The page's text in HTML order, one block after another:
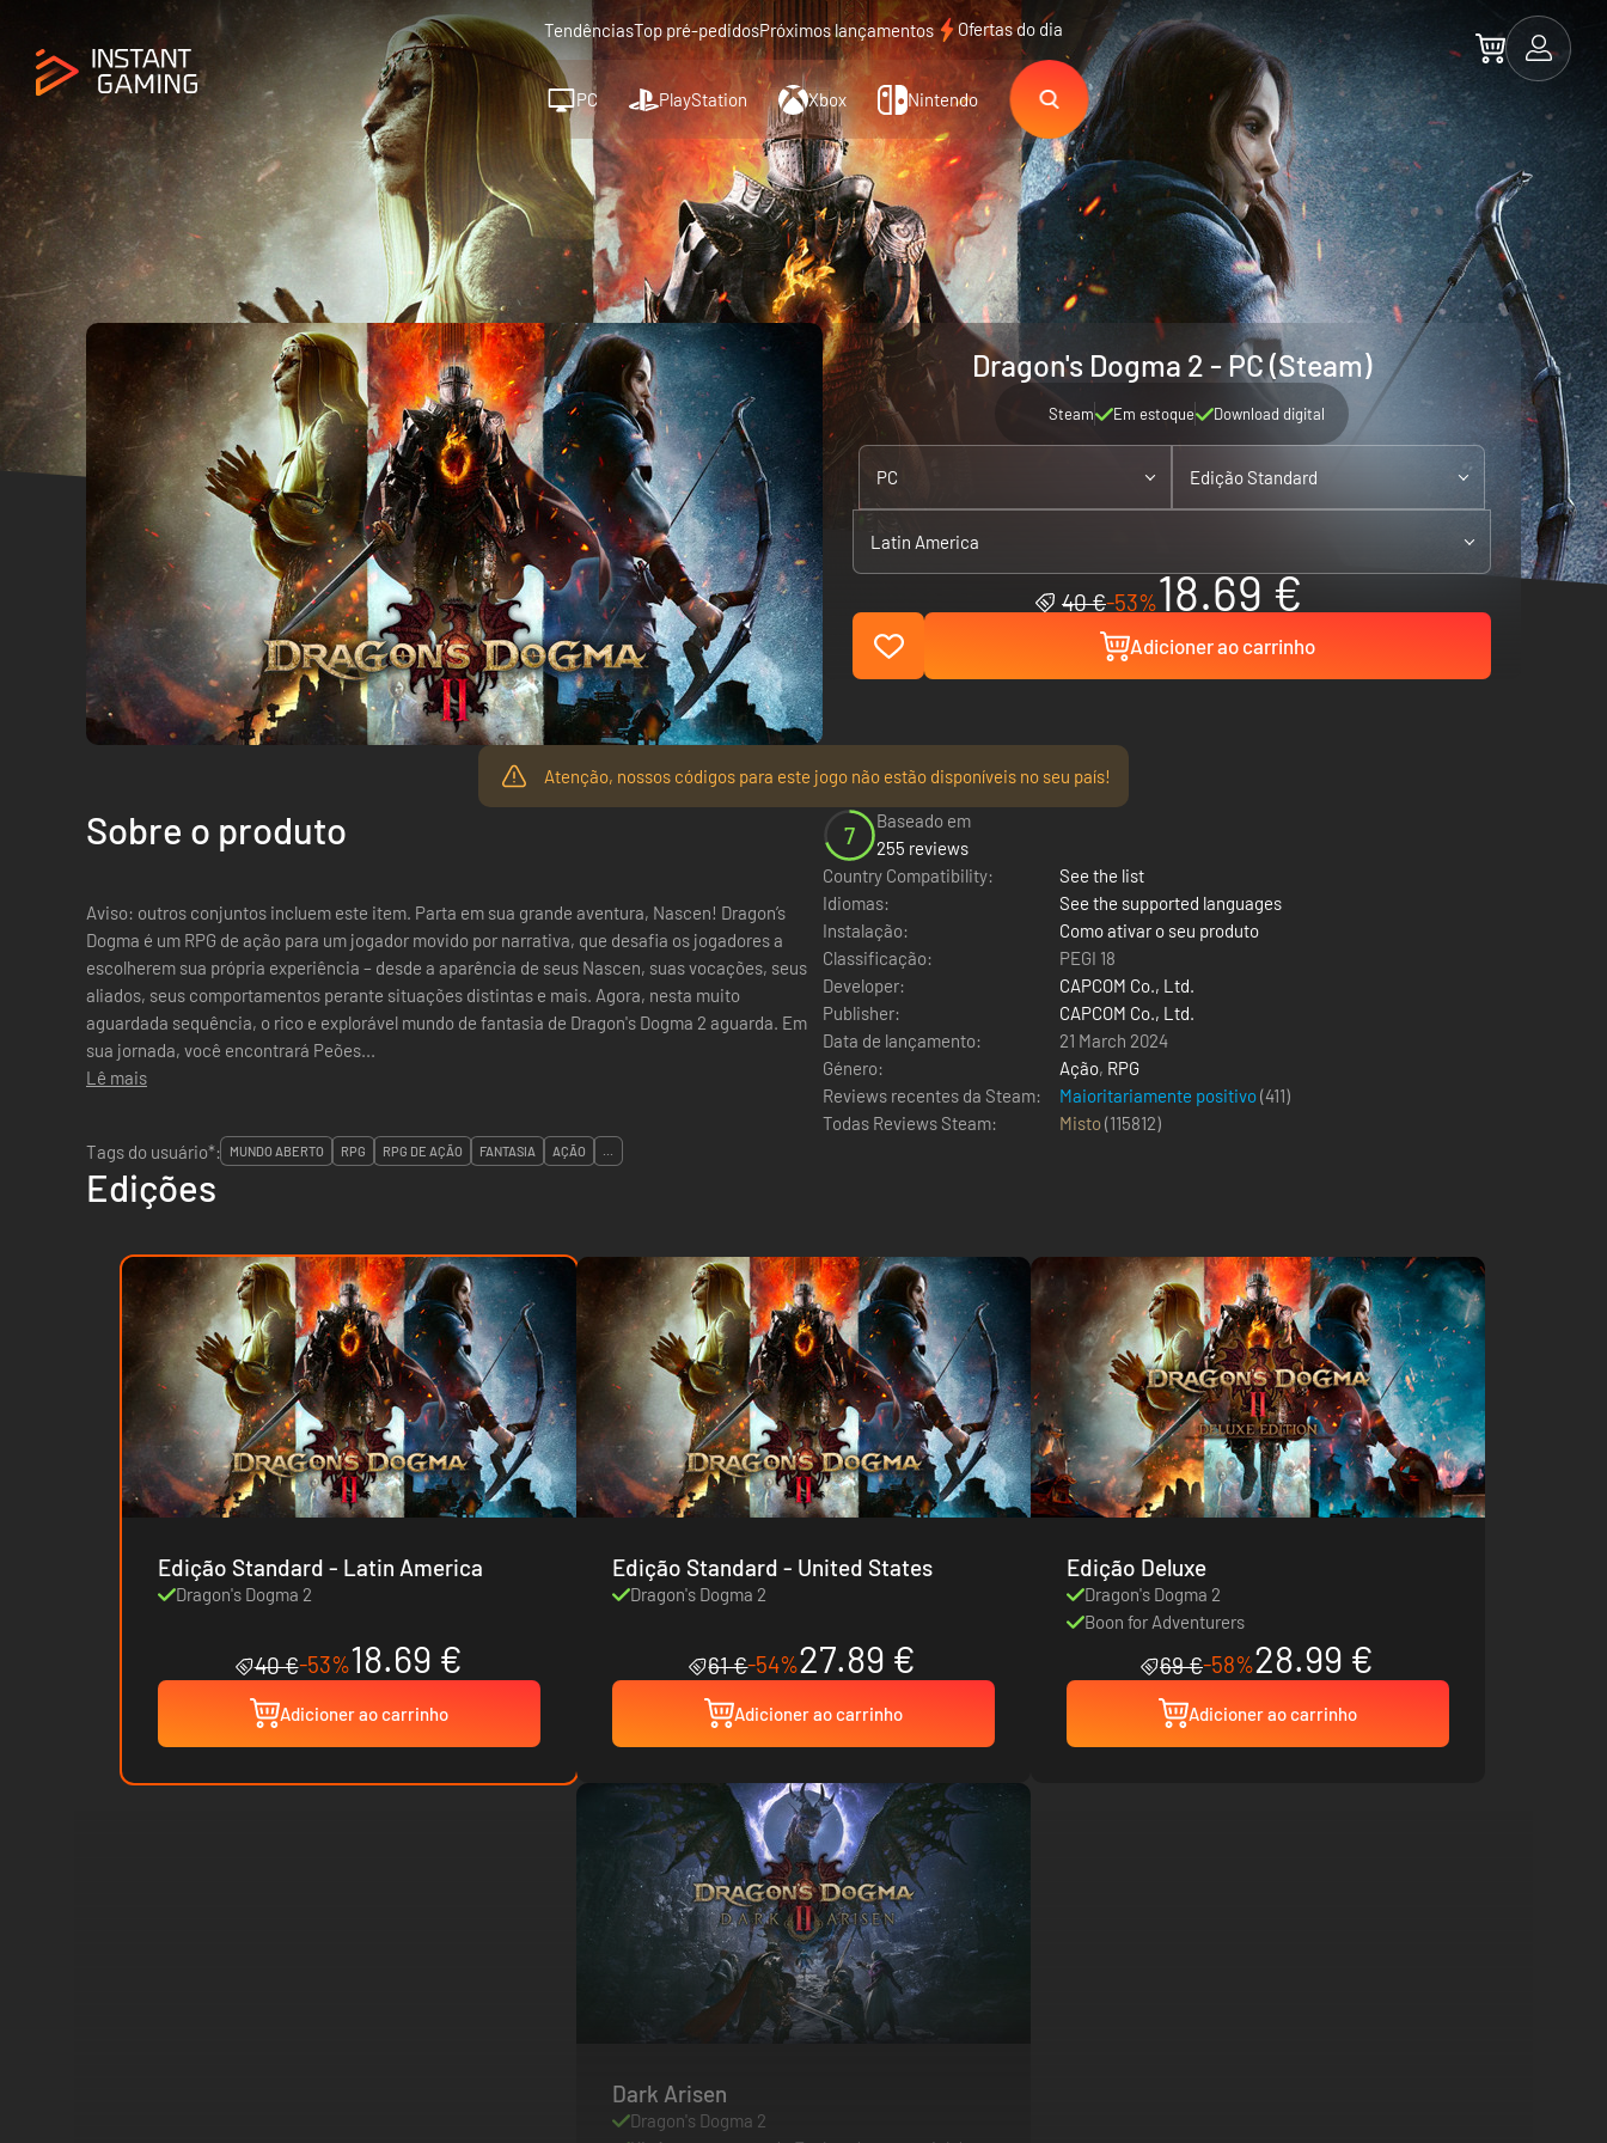
TendênciasTop pré-pedidosPróximos lançamentos Ofertas do dia
PC PlayStation Xbox Nintendo
Dragon's Dogma 2 - PC (Steam)
Steam Em estoque Download digital
PC Edição Standard
Latin America
40 €-53%18.69 €
Adicioner ao carrinho
Atenção, nossos códigos para este jogo não estão disponíveis no seu país!
Sobre o produto
Aviso: outros conjuntos incluem este item. Parta em sua grande aventura, Nascen! Dragon’s
Dogma é um RPG de ação para um jogador movido por narrativa, que desafia os jogadores a
escolherem sua própria experiência – desde a aparência de seus Nascen, suas vocações, seus
aliados, seus comportamentos perante situações distintas e mais. Agora, nesta muito
aguardada sequência, o rico e explorável mundo de fantasia de Dragon's Dogma 2 aguarda. Em
sua jornada, você encontrará Peões...
Lê mais
7
Baseado em
255 reviews
Country Compatibility:
See the list
Idiomas:
See the supported languages
Instalação:
Como ativar o seu produto
Classificação:
PEGI 18
Developer:
CAPCOM Co., Ltd.
Publisher:
CAPCOM Co., Ltd.
Data de lançamento:
21 March 2024
Género:
Ação, RPG
Reviews recentes da Steam:
Maioritariamente positivo(411)
Todas Reviews Steam:
Misto(115812)
Tags do usuário*:
MUNDO ABERTO RPG RPG DE AÇÃO FANTASIA AÇÃO ...
Edições
Edição Standard - Latin America
Dragon's Dogma 2
40 €-53%18.69 €
Adicioner ao carrinho
Edição Standard - United States
Dragon's Dogma 2
61 €-54%27.89 €
Adicioner ao carrinho
Edição Deluxe
Dragon's Dogma 2
Boon for Adventurers
69 €-58%28.99 €
Adicioner ao carrinho
Dark Arisen
Dragon's Dogma 2